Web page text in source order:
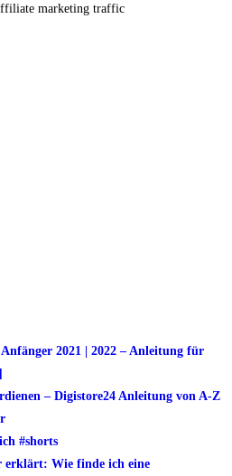
marketing traffic
2021 | 2022 – Anleitung für
– Digistore24 Anleitung von A-Z
#shorts
Wie finde ich eine